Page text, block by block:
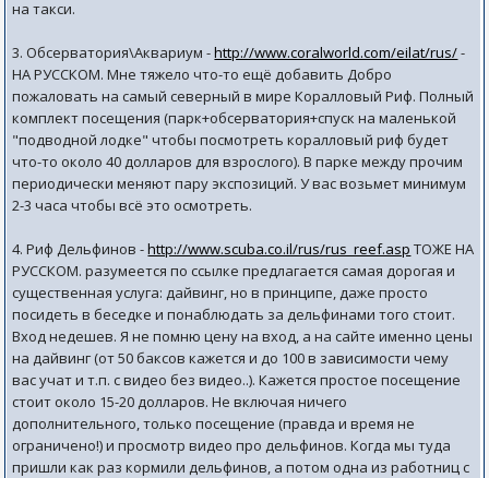
на такси.
3. Обсерватория\Аквариум -http://www.coralworld.com/eilat/rus/-
НА РУССКОМ. Мне тяжело что-то ещё добавить Добро
пожаловать на самый северный в мире Коралловый Риф. Полный
комплект посещения (парк+обсерватория+спуск на маленькой
"подводной лодке" чтобы посмотреть коралловый риф будет
что-то около 40 долларов для взрослого). В парке между прочим
периодически меняют пару экспозиций. У вас возьмет минимум
2-3 часа чтобы всё это осмотреть.
4. Риф Дельфинов -http://www.scuba.co.il/rus/rus_reef.asp ТОЖЕ НА
РУССКОМ. разумеется по ссылке предлагается самая дорогая и
существенная услуга: дайвинг, но в принципе, даже просто
посидеть в беседке и понаблюдать за дельфинами того стоит.
Вход недешев. Я не помню цену на вход, а на сайте именно цены
на дайвинг (от 50 баксов кажется и до 100 в зависимости чему
вас учат и т.п. с видео без видео..). Кажется простое посещение
стоит около 15-20 долларов. Не включая ничего
дополнительного, только посещение (правда и время не
ограничено!) и просмотр видео про дельфинов. Когда мы туда
пришли как раз кормили дельфинов, а потом одна из работниц с